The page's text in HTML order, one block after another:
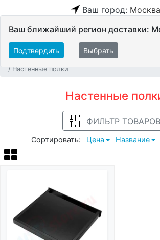
Ваш город: Москва
Ваш ближайший регион доставки:
Подтвердить Выбрать
Мебель для Hi-Fi
Настенные полки
Настенные
ФИЛЬТР ТОВАРОВ
Сортировать: Цена Название